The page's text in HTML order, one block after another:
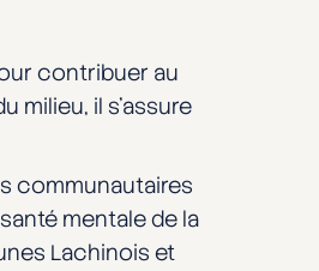
contribuer au
milieu, il s’assure
communautaires
mentale de la
Lachinois et